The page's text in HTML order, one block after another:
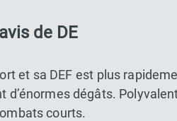
de DE
et sa DEF est plus
dégâts.
courts.